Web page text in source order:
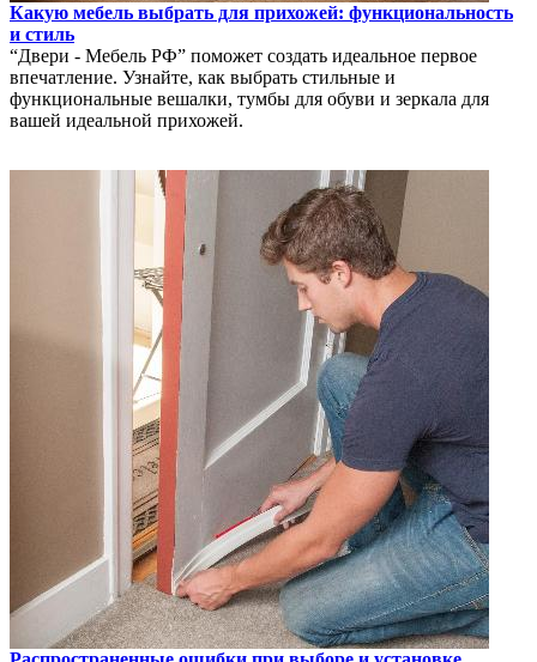
Какую мебель выбрать для прихожей: функциональность
и стиль
“Двери - Мебель РФ” поможет создать идеальное первое
впечатление. Узнайте, как выбрать стильные и
функциональные вешалки, тумбы для обуви и зеркала для
вашей идеальной прихожей.